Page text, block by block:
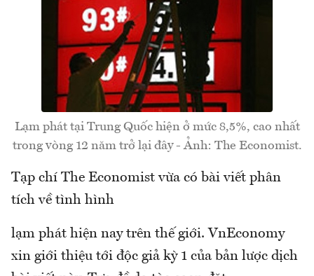
Lạm phát tại Trung Quốc hiện ở mức 8,5%, cao nhất
trong vòng 12 năm trở lại đây - Ảnh: The Economist.
Tạp chí The Economist vừa có bài viết phân
tích về tình hình
lạm phát hiện nay trên thế giới. VnEconomy
xin giới thiệu tới độc giả kỳ 1 của bản lược dịch